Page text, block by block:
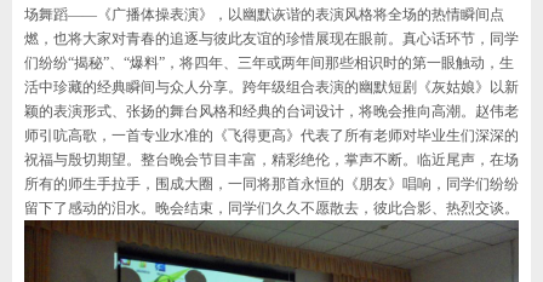
场舞蹈——《广播体操表演》，以幽默诙谐的表演风格将全场的热情瞬间点
燃，也将大家对青春的追逐与彼此友谊的珍惜展现在眼前。真心话环节，同学
们纷纷“揭秘”、“爆料”，将四年、三年或两年间那些相识时的第一眼触动，生
活中珍藏的经典瞬间与众人分享。跨年级组合表演的幽默短剧《灰姑娘》以新
颖的表演形式、张扬的舞台风格和经典的台词设计，将晚会推向高潮。赵伟老
师引吭高歌，一首专业水准的《飞得更高》代表了所有老师对毕业生们深深的
祝福与殷切期望。整台晚会节目丰富，精彩绝伦，掌声不断。临近尾声，在场
所有的师生手拉手，围成大圈，一同将那首永恒的《朋友》唱响，同学们纷纷
留下了感动的泪水。晚会结束，同学们久久不愿散去，彼此合影、热烈交谈。